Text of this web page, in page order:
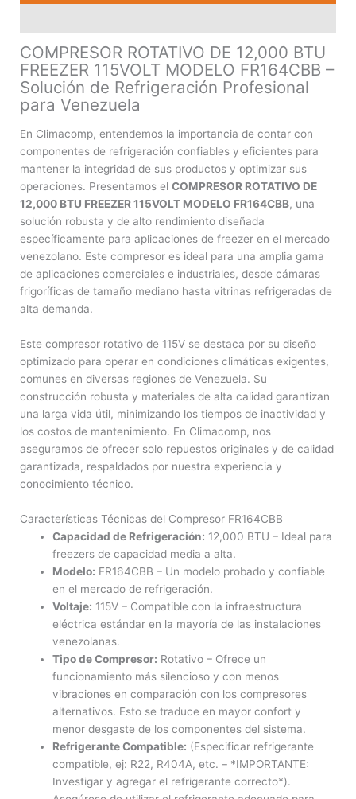
COMPRESOR ROTATIVO DE 12,000 BTU
FREEZER 115VOLT MODELO FR164CBB –
Solución de Refrigeración Profesional
para Venezuela
En Climacomp, entendemos la importancia de contar con
componentes de refrigeración confiables y eficientes para
mantener la integridad de sus productos y optimizar sus
operaciones. Presentamos el COMPRESOR ROTATIVO DE
12,000 BTU FREEZER 115VOLT MODELO FR164CBB, una
solución robusta y de alto rendimiento diseñada
específicamente para aplicaciones de freezer en el mercado
venezolano. Este compresor es ideal para una amplia gama
de aplicaciones comerciales e industriales, desde cámaras
frigoríficas de tamaño mediano hasta vitrinas refrigeradas de
alta demanda.
Este compresor rotativo de 115V se destaca por su diseño
optimizado para operar en condiciones climáticas exigentes,
comunes en diversas regiones de Venezuela. Su
construcción robusta y materiales de alta calidad garantizan
una larga vida útil, minimizando los tiempos de inactividad y
los costos de mantenimiento. En Climacomp, nos
aseguramos de ofrecer solo repuestos originales y de calidad
garantizada, respaldados por nuestra experiencia y
conocimiento técnico.
Características Técnicas del Compresor FR164CBB
Capacidad de Refrigeración: 12,000 BTU – Ideal para
freezers de capacidad media a alta.
Modelo: FR164CBB – Un modelo probado y confiable
en el mercado de refrigeración.
Voltaje: 115V – Compatible con la infraestructura
eléctrica estándar en la mayoría de las instalaciones
venezolanas.
Tipo de Compresor: Rotativo – Ofrece un
funcionamiento más silencioso y con menos
vibraciones en comparación con los compresores
alternativos. Esto se traduce en mayor confort y
menor desgaste de los componentes del sistema.
Refrigerante Compatible: (Especificar refrigerante
compatible, ej: R22, R404A, etc. – *IMPORTANTE:
Investigar y agregar el refrigerante correcto*).